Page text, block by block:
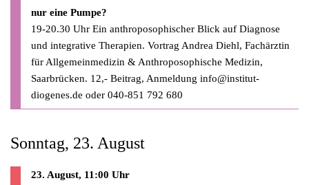
nur eine Pumpe?
19-20.30 Uhr Ein anthroposophischer Blick auf Diagnose
und integrative Therapien. Vortrag Andrea Diehl, Fachärztin
für Allgemeinmedizin & Anthroposophische Medizin,
Saarbrücken. 12,- Beitrag, Anmeldung info@institut-
diogenes.de oder 040-851 792 680
Sonntag, 23. August
23. August, 11:00 Uhr